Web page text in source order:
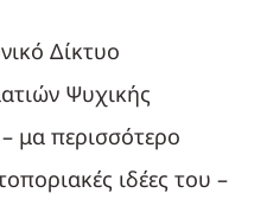
Δίκτυο
Ψυχικής
μα περισσότερο
ιδέες του –